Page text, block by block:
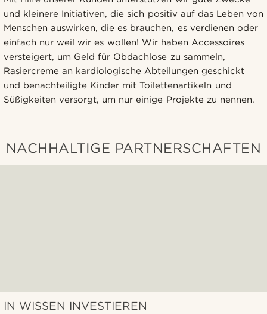
und kleinere Initiativen, die sich positiv auf das Leben von
Menschen auswirken, die es brauchen, es verdienen oder
einfach nur weil wir es wollen! Wir haben Accessoires
versteigert, um Geld für Obdachlose zu sammeln,
Rasiercreme an kardiologische Abteilungen geschickt
und benachteiligte Kinder mit Toilettenartikeln und
Süßigkeiten versorgt, um nur einige Projekte zu nennen.
NACHHALTIGE PARTNERSCHAFTEN
IN WISSEN INVESTIEREN